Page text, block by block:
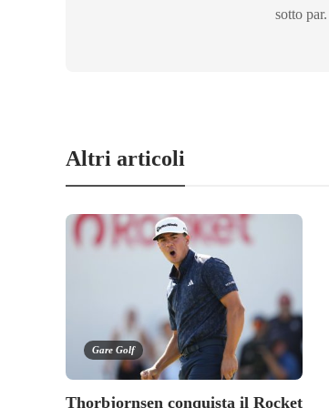
sotto par.
Altri articoli
Gare Golf
Thorbjornsen conquista il Rocket